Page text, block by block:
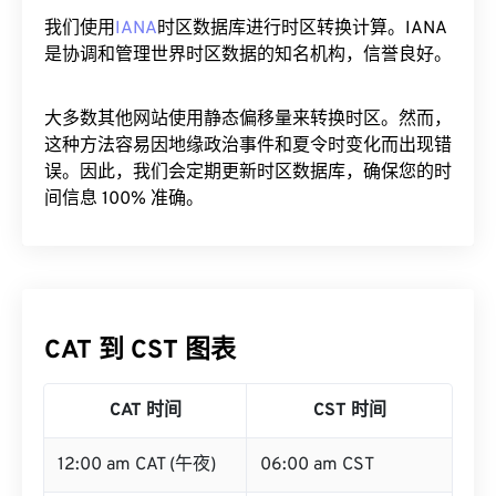
我们使用IANA时区数据库进行时区转换计算。IANA
是协调和管理世界时区数据的知名机构，信誉良好。
大多数其他网站使用静态偏移量来转换时区。然而，
这种方法容易因地缘政治事件和夏令时变化而出现错
误。因此，我们会定期更新时区数据库，确保您的时
间信息 100% 准确。
CAT 到 CST 图表
CAT 时间 CST 时间
12:00 am CAT (午夜) 06:00 am CST